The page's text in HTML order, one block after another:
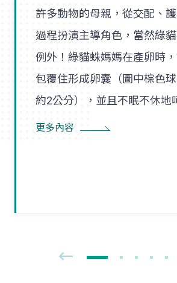
許多動物的母親，從交配、
過程扮演主導角色，當然綠
例外！綠貓蛛媽媽在產卵時
包覆住形成卵囊（圖中棕色
約2公分），並且不眠不休地
使尋找食物也是在一定範圍內
更多內容